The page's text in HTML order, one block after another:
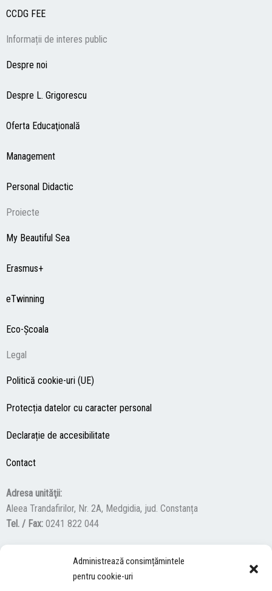
Administrează consimțămintele
pentru cookie-uri
CCDG FEE
Informații de interes public
Despre noi
Despre L. Grigorescu
Oferta Educaţională
Management
Personal Didactic
Proiecte
My Beautiful Sea
Erasmus+
eTwinning
Eco-Şcoala
Legal
Politică cookie-uri (UE)
Protecția datelor cu caracter personal
Declarație de accesibilitate
Contact
Adresa unităţii:
Aleea Trandafirilor, Nr. 2A, Medgidia, jud. Constanța
Tel. / Fax: 0241 822 044
F
a
Y
I